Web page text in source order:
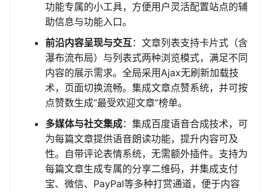
功能专属的小工具，方便用户灵活配置站点的辅
助信息与功能入口。
前沿内容呈现与交互：文章列表支持卡片式（含
瀑布流布局）与列表式两种浏览模式，满足不同
内容的展示需求。全局采用Ajax无刷新加载技
术，页面切换流畅。集成文章点赞系统，并可按
点赞数生成“最受欢迎文章”榜单。
多媒体与社交集成：集成百度语音合成技术，可
为每篇文章提供语音朗读功能，提升内容可及
性。自带评论表情系统，无需额外插件。支持为
每篇文章生成专属的分享二维码，并集成支付
宝、微信、PayPal等多种打赏通道，便于内容